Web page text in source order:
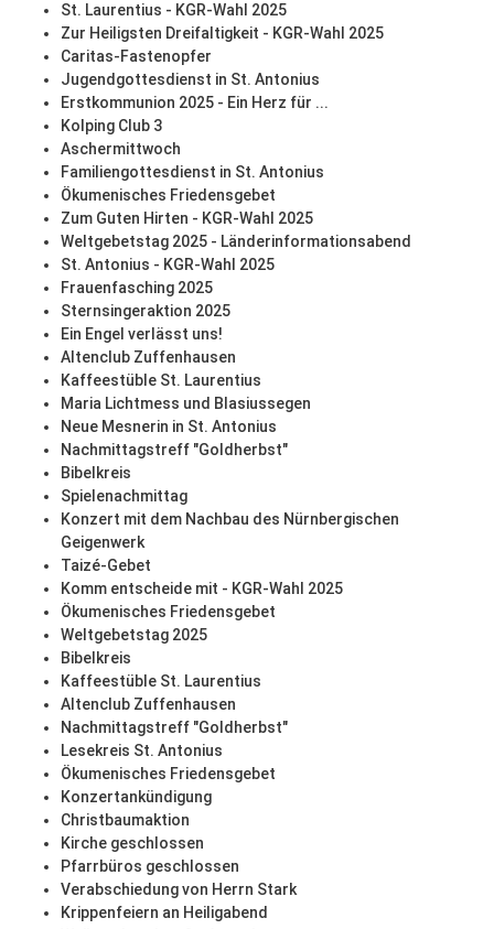
St. Laurentius - KGR-Wahl 2025
Zur Heiligsten Dreifaltigkeit - KGR-Wahl 2025
Caritas-Fastenopfer
Jugendgottesdienst in St. Antonius
Erstkommunion 2025 - Ein Herz für ...
Kolping Club 3
Aschermittwoch
Familiengottesdienst in St. Antonius
Ökumenisches Friedensgebet
Zum Guten Hirten - KGR-Wahl 2025
Weltgebetstag 2025 - Länderinformationsabend
St. Antonius - KGR-Wahl 2025
Frauenfasching 2025
Sternsingeraktion 2025
Ein Engel verlässt uns!
Altenclub Zuffenhausen
Kaffeestüble St. Laurentius
Maria Lichtmess und Blasiussegen
Neue Mesnerin in St. Antonius
Nachmittagstreff "Goldherbst"
Bibelkreis
Spielenachmittag
Konzert mit dem Nachbau des Nürnbergischen
Geigenwerk
Taizé-Gebet
Komm entscheide mit - KGR-Wahl 2025
Ökumenisches Friedensgebet
Weltgebetstag 2025
Bibelkreis
Kaffeestüble St. Laurentius
Altenclub Zuffenhausen
Nachmittagstreff "Goldherbst"
Lesekreis St. Antonius
Ökumenisches Friedensgebet
Konzertankündigung
Christbaumaktion
Kirche geschlossen
Pfarrbüros geschlossen
Verabschiedung von Herrn Stark
Krippenfeiern an Heiligabend